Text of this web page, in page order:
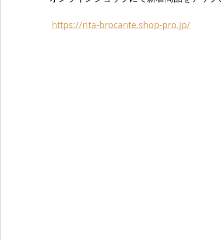
https://rita-brocante.shop-pro.jp/